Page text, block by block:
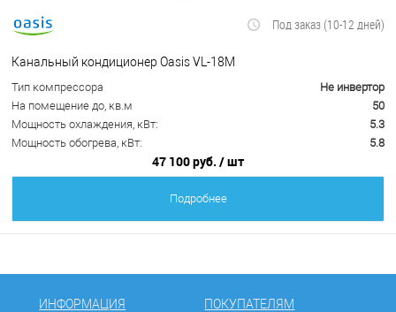
Под заказ (10-12 дней)
Канальный кондиционер Oasis VL-18M
Тип компрессора
Не инвертор
На помещение до, кв.м
50
Мощность охлаждения, кВт:
5.3
Мощность обогрева, кВт:
5.8
47 100 руб. / шт
Подробнее
ИНФОРМАЦИЯ
ПОКУПАТЕЛЯМ